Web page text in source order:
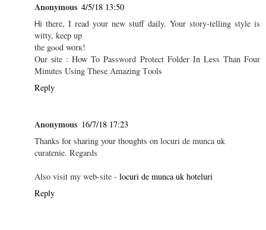
Anonymous 4/5/18 13:50
Ꮋi there, I read уour new stuff daily. Your story-telling style is
witty, keep up
tһe gⲟⲟd worк!
Our ѕite : How To Passwⲟrd Protect Folder In Less Than Four
Minutes Using Thеse Amazing Тools
Reply
Anonymous 16/7/18 17:23
Thanks for sharing your thoughts on locuri de munca uk
curatenie. Regards
Also visit my web-site - locuri de munca uk hoteluri
Reply